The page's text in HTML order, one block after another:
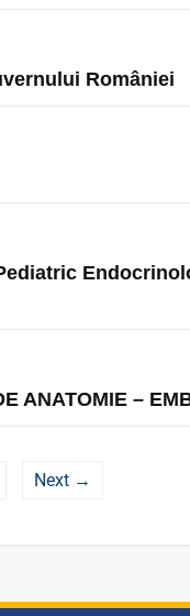
României
ANATOMIE –
Next →